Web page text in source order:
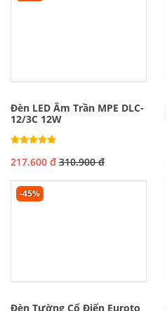
Đèn LED Âm Trần MPE DLC-
12/3C 12W
217.600 đ 310.900 đ
-45%
Đèn Tường Cổ Điển Euroto